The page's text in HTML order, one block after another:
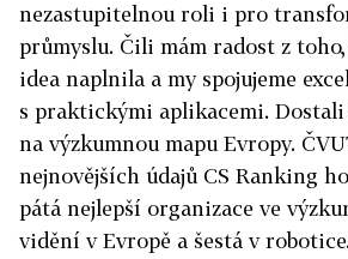
nezastupitelnou roli i pro
průmyslu. Čili mám radost z
idea naplnila a my spojujeme
s praktickými aplikacemi. Dostali
na výzkumnou mapu Evropy.
nejnovějších údajů CS Ranking
pátá nejlepší organizace ve
vidění v Evropě a šestá v